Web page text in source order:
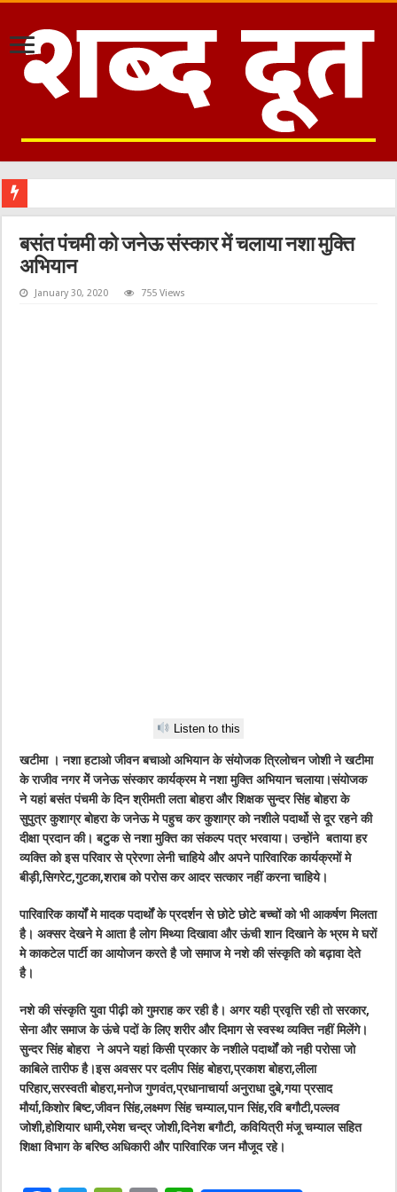
बसंत पंचमी को जनेऊ संस्कार में चलाया नशा मुक्ति
अभियान
January 30, 2020 755 Views
Listen to this
खटीमा । नशा हटाओ जीवन बचाओ अभियान के संयोजक त्रिलोचन जोशी ने खटीमा
के राजीव नगर मेें जनेऊ संस्कार कार्यक्रम मे नशा मुक्ति अभियान चलाया।संयोजक
ने यहां बसंत पंचमी के दिन श्रीमती लता बोहरा और शिक्षक सुन्दर सिंह बोहरा के
सुपुत्र कुशाग्र बोहरा के जनेऊ मे पहुच कर कुशाग्र को नशीले पदार्थो से दूर रहने की
दीक्षा प्रदान की। बटुक से नशा मुक्ति का संकल्प पत्र भरवाया। उन्होंने बताया हर
व्यक्ति को इस परिवार से प्रेरणा लेनी चाहिये और अपने पारिवारिक कार्यक्रमों मे
बीड़ी,सिगरेट,गुटका,शराब को परोस कर आदर सत्कार नहीं करना चाहिये।
पारिवारिक कार्यों मे मादक पदार्थों के प्रदर्शन से छोटे छोटे बच्चों को भी आकर्षण मिलता
है। अक्सर देखने मे आता है लोग मिथ्या दिखावा और ऊंची शान दिखाने के भ्रम मे घरों
मे काकटेल पार्टी का आयोजन करते है जो समाज मे नशे की संस्कृति को बढ़ावा देते
है।
नशे की संस्कृति युवा पीढ़ी को गुमराह कर रही है। अगर यही प्रवृत्ति रही तो सरकार,
सेना और समाज के ऊंचे पदों के लिए शरीर और दिमाग से स्वस्थ व्यक्ति नहीं मिलेंगे।
सुन्दर सिंह बोहरा ने अपने यहां किसी प्रकार के नशीले पदार्थों को नही परोसा जो
काबिले तारीफ है।इस अवसर पर दलीप सिंह बोहरा,प्रकाश बोहरा,लीला
परिहार,सरस्वती बोहरा,मनोज गुणवंत,प्रधानाचार्या अनुराधा दुबे,गया प्रसाद
मौर्या,किशोर बिष्ट,जीवन सिंह,लक्ष्मण सिंह चम्याल,पान सिंह,रवि बगौटी,पल्लव
जोशी,होशियार धामी,रमेश चन्द्र जोशी,दिनेश बगौटी, कवियित्री मंजू चम्याल सहित
शिक्षा विभाग के बरिष्ठ अधिकारी और पारिवारिक जन मौजूद रहे।